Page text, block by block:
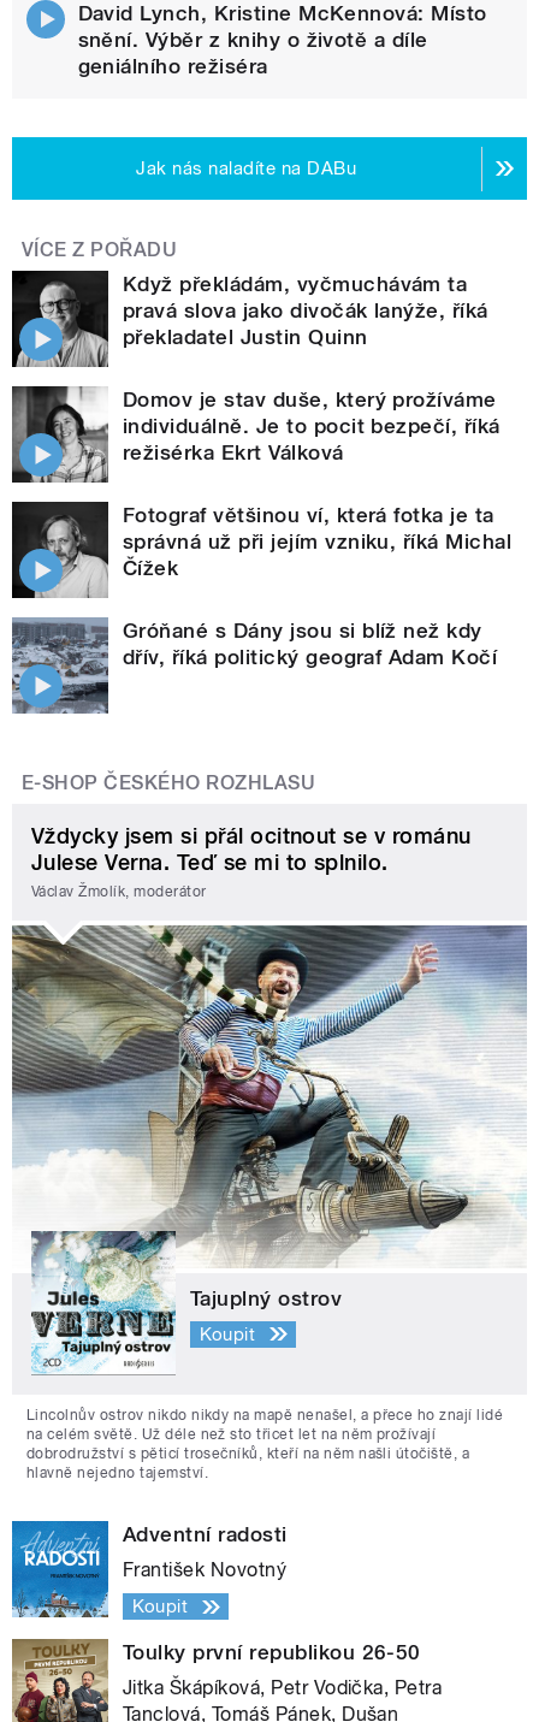
David Lynch, Kristine McKennová: Místo
snění. Výběr z knihy o životě a díle
geniálního režiséra
Jak nás naladíte na DABu
VÍCE Z POŘADU
Když překládám, vyčmuchávám ta
pravá slova jako divočák lanýže, říká
překladatel Justin Quinn
Domov je stav duše, který prožíváme
individuálně. Je to pocit bezpečí, říká
režisérka Ekrt Válková
Fotograf většinou ví, která fotka je ta
správná už při jejím vzniku, říká Michal
Čížek
Gróňané s Dány jsou si blíž než kdy
dřív, říká politický geograf Adam Kočí
E-SHOP ČESKÉHO ROZHLASU
Vždycky jsem si přál ocitnout se v románu
Julese Verna. Teď se mi to splnilo.
Václav Žmolík, moderátor
Tajuplný ostrov
Koupit
Lincolnův ostrov nikdo nikdy na mapě nenašel, a přece ho znají lidé
na celém světě. Už déle než sto třicet let na něm prožívají
dobrodružství s pěticí trosečníků, kteří na něm našli útočiště, a
hlavně nejedno tajemství.
Adventní radosti
František Novotný
Koupit
Toulky první republikou 26-50
Jitka Škápíková, Petr Vodička, Petra
Tanclová, Tomáš Pánek, Dušan